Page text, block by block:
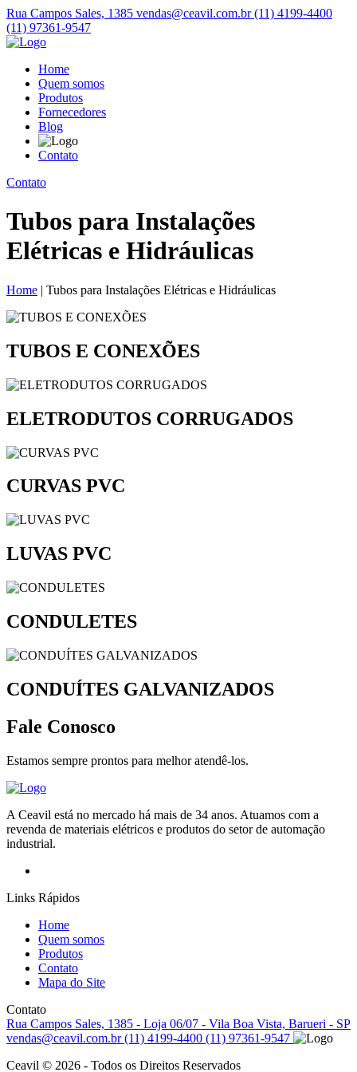
Rua Campos Sales, 1385 vendas@ceavil.com.br(11) 4199-4400
(11) 97361-9547
Home
Quem somos
Produtos
Fornecedores
Blog
Contato
Contato
Tubos para Instalações
Elétricas e Hidráulicas
Home | Tubos para Instalações Elétricas e Hidráulicas
TUBOS E CONEXÕES
ELETRODUTOS CORRUGADOS
CURVAS PVC
LUVAS PVC
CONDULETES
CONDUÍTES GALVANIZADOS
Fale Conosco
Estamos sempre prontos para melhor atendê-los.
A Ceavil está no mercado há mais de 34 anos. Atuamos com a
revenda de materiais elétricos e produtos do setor de automação
industrial.
Links Rápidos
Home
Quem somos
Produtos
Contato
Mapa do Site
Contato
Rua Campos Sales, 1385 - Loja 06/07 - Vila Boa Vista, Barueri - SP
vendas@ceavil.com.br(11) 4199-4400 (11) 97361-9547
Ceavil © 2026 - Todos os Direitos Reservados